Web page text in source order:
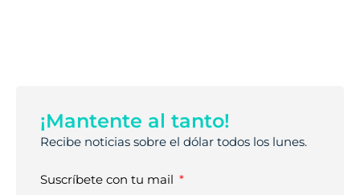
¡Mantente al tanto!
Recibe noticias sobre el dólar todos los lunes.
Suscríbete con tu mail